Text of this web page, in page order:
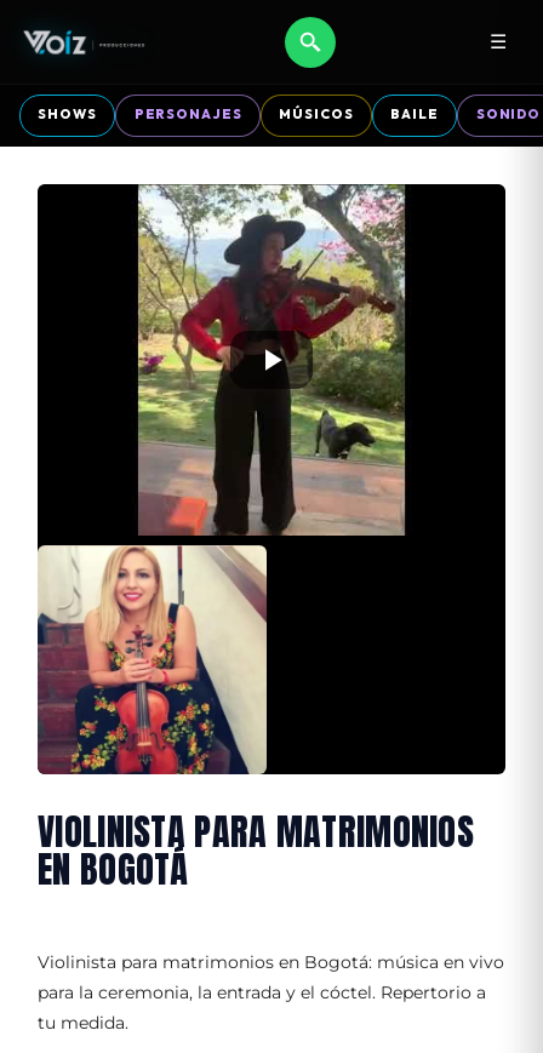
☰
SHOWS PERSONAJES MÚSICOS BAILE SONIDO
VIOLINISTA PARA MATRIMONIOS
EN BOGOTÁ
Violinista para matrimonios en Bogotá: música en vivo
para la ceremonia, la entrada y el cóctel. Repertorio a
tu medida.